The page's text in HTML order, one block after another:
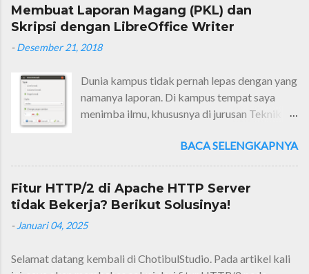
Membuat Laporan Magang (PKL) dan
Skripsi dengan LibreOffice Writer
-Desember 21, 2018
Dunia kampus tidak pernah lepas dengan yang
namanya laporan. Di kampus tempat saya
menimba ilmu, khususnya di jurusan Teknik
beragam. Ada lapres (laporan resmi, laporan
setelah melaksanakan praktikum), makalah
(laporan tugas mata kuliah akhir semester),
laporan magang/PKL (laporan setelah
mengerjakan praktik kerja lapangan) dan
yang terakhir adalah laporan skripsi.
BACA SELENGKAPNYA
Fitur HTTP/2 di Apache HTTP Server
tidak Bekerja? Berikut Solusinya!
-Januari 04, 2025
Selamat datang kembali di ChotibulStudio. Pada artikel kali